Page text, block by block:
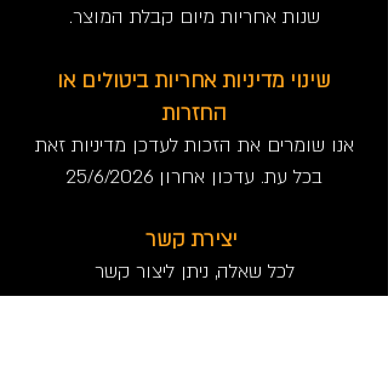
שנות אחריות מיום קבלת המוצר.
שינוי מדיניות אחריות ביטולים או
החזרות
אנו שומרים את הזכות לעדכן מדיניות זאת
בכל עת. עדכון אחרון 25/6/2026
יצירת קשר
לכל שאלה, ניתן ליצור קשר
בטלפון:08-6180180